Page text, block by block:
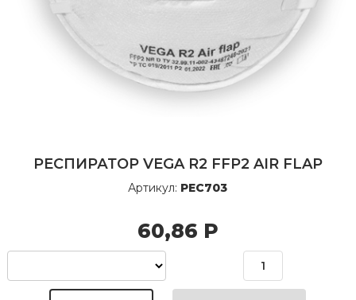
РЕСПИРАТОР VEGA R2 FFP2 AIR FLAP
Артикул: РЕС703
60,86 Р